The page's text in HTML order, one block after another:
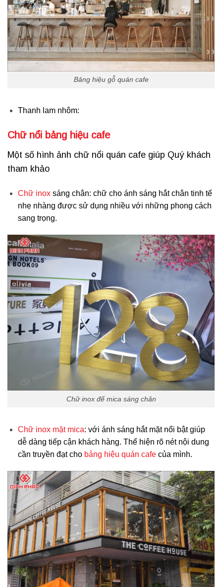
Bảng hiệu gỗ quán cafe
Thanh lam nhôm:
Chữ nổi bảng hiệu cafe
Một số hình ảnh chữ nổi quán cafe giúp Quý khách
tham khảo
Chữ inoxsáng chân: chữ cho ánh sáng hắt chân tinh tế
nhẹ nhàng được sử dụng nhiều với những phong cách
sang trọng.
Chữ inox đế mica sáng chân
Chữ inox mặt mica: với ánh sáng hắt mặt nổi bật giúp
dễ dàng tiếp cận khách hàng. Thể hiện rõ nét nội dung
cần truyền đạt cho bảng hiệu quán cafecủa mình.